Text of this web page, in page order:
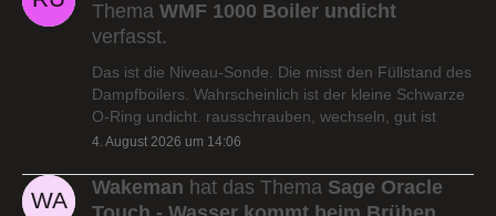
Thema WMF 1000 Boiler undicht
verfasst.
Das ist die Niveau-Sonde. Die misst den Füllstand des
Dampfboilers. Wahrscheinlich ist der kleine Schwarze
O-Ring undicht. rausschrauben, wechseln, gut ist
4. August 2026 um 14:06
Wakeman hat das Thema Sage Oracle